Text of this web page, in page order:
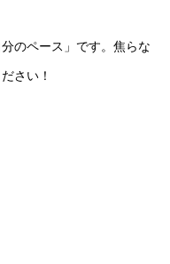
のペース」です。焦らな
さい！